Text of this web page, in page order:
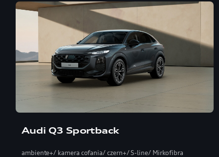
Audi Q3 Sportback
ambiente+/ kamera cofania/ czern+/ S-line/ Mirkofibra